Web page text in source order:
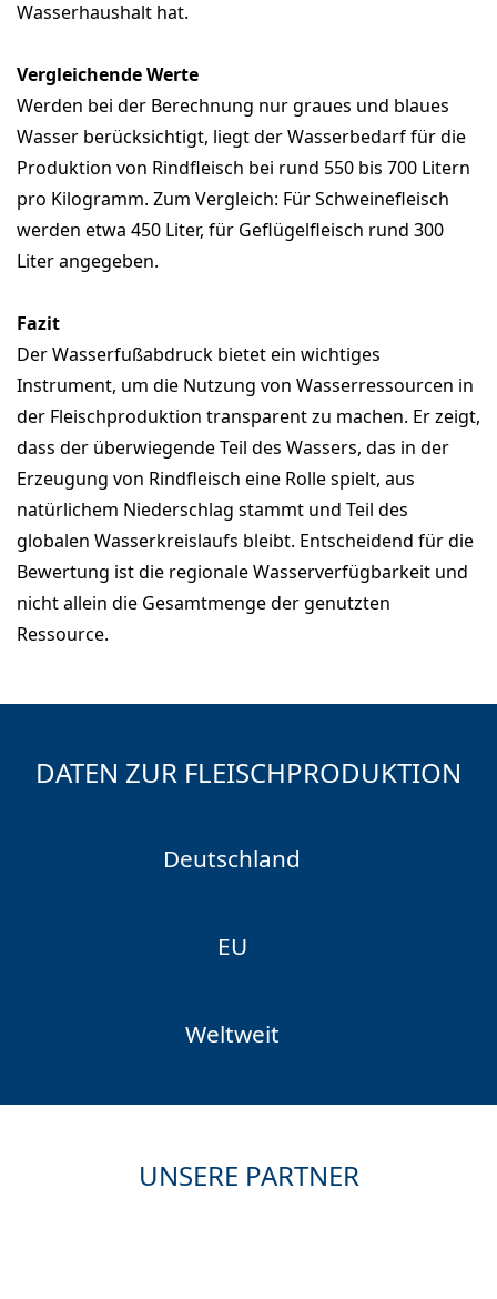
Wasserhaushalt hat.
Vergleichende Werte
Werden bei der Berechnung nur graues und blaues
Wasser berücksichtigt, liegt der Wasserbedarf für die
Produktion von Rindfleisch bei rund 550 bis 700 Litern
pro Kilogramm. Zum Vergleich: Für Schweinefleisch
werden etwa 450 Liter, für Geflügelfleisch rund 300
Liter angegeben.
Fazit
Der Wasserfußabdruck bietet ein wichtiges
Instrument, um die Nutzung von Wasserressourcen in
der Fleischproduktion transparent zu machen. Er zeigt,
dass der überwiegende Teil des Wassers, das in der
Erzeugung von Rindfleisch eine Rolle spielt, aus
natürlichem Niederschlag stammt und Teil des
globalen Wasserkreislaufs bleibt. Entscheidend für die
Bewertung ist die regionale Wasserverfügbarkeit und
nicht allein die Gesamtmenge der genutzten
Ressource.
DATEN ZUR FLEISCHPRODUKTION
Deutschland
EU
Weltweit
UNSERE PARTNER